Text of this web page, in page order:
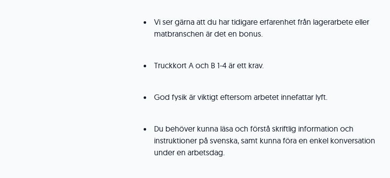
Vi ser gärna att du har tidigare erfarenhet från lagerarbete eller
matbranschen är det en bonus.
Truckkort A och B 1-4 är ett krav.
God fysik är viktigt eftersom arbetet innefattar lyft.
Du behöver kunna läsa och förstå skriftlig information och
instruktioner på svenska, samt kunna föra en enkel konversation
under en arbetsdag.